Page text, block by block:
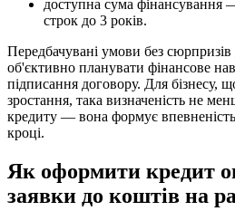
доступна сума фінансування
строк до 3 років.
Передбачувані умови без
об'єктивно планувати фінансове
підписання договору. Для бізнесу,
зростання, така визначеність не
кредиту — вона формує
кроці.
Як оформити кредит
заявки до коштів на